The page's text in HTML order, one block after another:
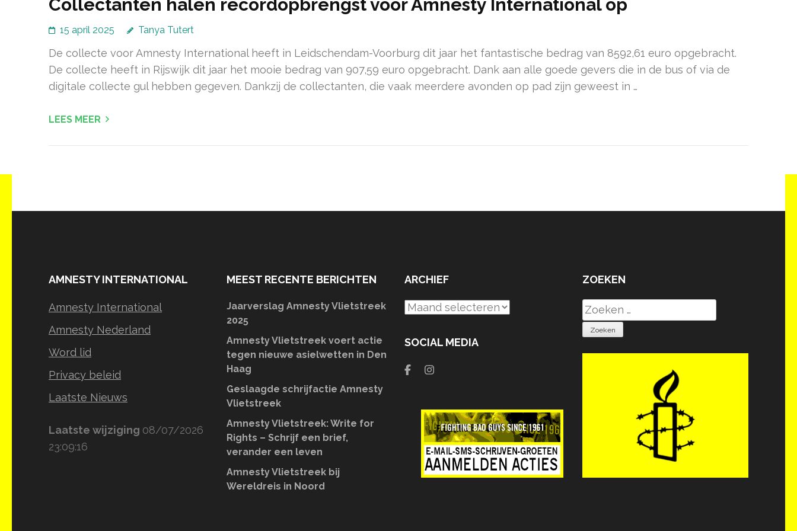
Collectanten halen recordopbrengst voor Amnesty International op
15 april 2025 Tanya Tutert
De collecte voor Amnesty International heeft in Leidschendam-Voorburg dit jaar het fantastische bedrag van 8592,61 euro opgebracht.
De collecte heeft in Rijswijk dit jaar het mooie bedrag van 907,59 euro opgebracht. Dank aan alle goede gevers die in de bus of via de
digitale collecte gul hebben gegeven. Dankzij de collectanten, die vaak meerdere avonden op pad zijn geweest in …
LEES MEER
AMNESTY INTERNATIONAL
Amnesty International
Amnesty Nederland
Word lid
Privacy beleid
Laatste Nieuws
Laatste wijziging 08/07/2026
23:09:16
MEEST RECENTE BERICHTEN
Jaarverslag Amnesty Vlietstreek
2025
Amnesty Vlietstreek voert actie
tegen nieuwe asielwetten in Den
Haag
Geslaagde schrijfactie Amnesty
Vlietstreek
Amnesty Vlietstreek: Write for
Rights – Schrijf een brief,
verander een leven
Amnesty Vlietstreek bij
Wereldreis in Noord
ARCHIEF
Archief
SOCIAL MEDIA
ZOEKEN
Zoeken
naar: